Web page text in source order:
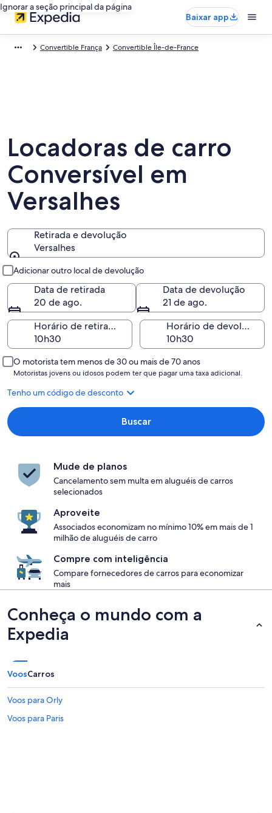
Ignorar a seção principal da página
Baixar app
Convertible França Convertible Île-de-France
Locadoras de carro
Conversível em
Versalhes
Retirada e devolução
Versalhes
Adicionar outro local de devolução
Data de retirada
20 de ago.
Data de devolução
21 de ago.
Horário de retirada
Horário de devolução
O motorista tem menos de 30 ou mais de 70 anos
Motoristas jovens ou idosos podem ter que pagar uma taxa adicional.
Tenho um código de desconto
Buscar
Mude de planos
Cancelamento sem multa em aluguéis de carros
selecionados
Aproveite
Associados economizam no mínimo 10% em mais de 1
milhão de aluguéis de carro
Compre com inteligência
Compare fornecedores de carros para economizar
mais
Conheça o mundo com a
Expedia
VoosCarros
Voos para Orly
Voos para Paris